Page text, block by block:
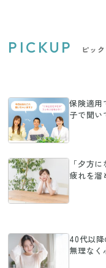
PICKUP ピッ
保険適用
子で聞い
「夕方
疲れを溜
40代以
無理なく